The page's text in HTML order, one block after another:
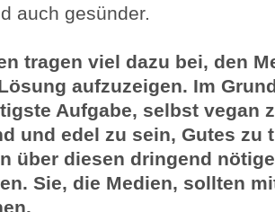
auch gesünder.
tragen viel dazu bei, den
aufzuzeigen. Im
Aufgabe, selbst vegan
und edel zu sein, Gutes zu
über diesen dringend
Sie, die Medien, sollten